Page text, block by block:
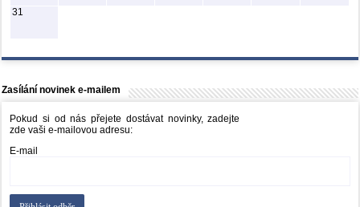
31
Zasílání novinek e-mailem
Pokud si od nás přejete dostávat novinky, zadejte
zde vaši e-mailovou adresu:
E-mail